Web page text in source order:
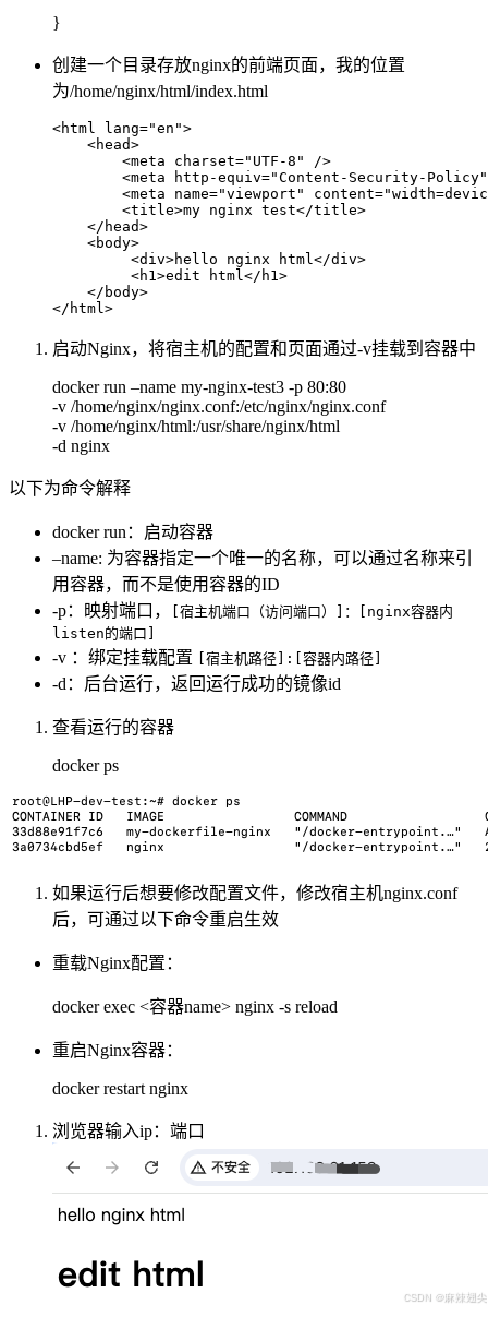
}
创建一个目录存放nginx的前端页面，我的位置
为/home/nginx/html/index.html
<html lang="en">
    <head>
<meta http-equiv="Content-Security-
<meta name="viewport"
        <title>my nginx test</title>
    </head>
    <body>
         <div>hello nginx html</div>
         <h1>edit html</h1>
    </body>
启动Nginx，将宿主机的配置和页面通过-v挂载到容器中
docker run –name my-nginx-test3 -p 80:80
-v /home/nginx/nginx.conf:/etc/nginx/nginx.conf
-v /home/nginx/html:/usr/share/nginx/html
-d nginx
以下为命令解释
docker run：启动容器
–name: 为容器指定一个唯一的名称，可以通过名称来引
用容器，而不是使用容器的ID
-p：映射端口，
[宿主机端口（访问端口）]：[nginx容器内
listen的端口]
-v ：绑定挂载配置 [宿主机路径]:[容器内路径]
-d：后台运行，返回运行成功的镜像id
查看运行的容器
docker ps
如果运行后想要修改配置文件，修改宿主机nginx.conf
后，可通过以下命令重启生效
重载Nginx配置：
docker exec <容器name> nginx -s reload
重启Nginx容器：
docker restart nginx
浏览器输入ip：端口